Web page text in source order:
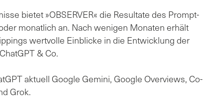
bietet »OBSERVER« die Resultate des Prompt-
monatlich an. Nach wenigen Monaten erhält
wertvolle Einblicke in die Entwicklung der
& Co.
aktuell Google Gemini, Google Overviews, Co-
Grok.